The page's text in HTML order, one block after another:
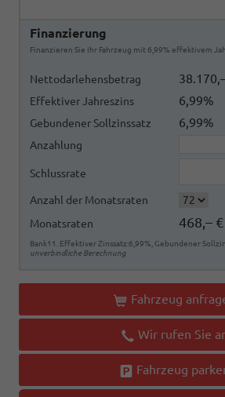
Finanzierung
Finanzieren Sie Ihr Fahrzeug mit 6,99% effektivem
Nettodarlehensbetrag
Effektiver Jahreszins 6,99%
Gebundener Sollzinssatz 6,99%
Anzahlung
Schlussrate
Anzahl der Monatsraten
Monatsraten
468,– €
Bank11. Effektiver Zinssatz:6,99%, Gebundener
unverbindliche Berechnung
Fahrzeug
Wir rufen Sie
Fahrzeug